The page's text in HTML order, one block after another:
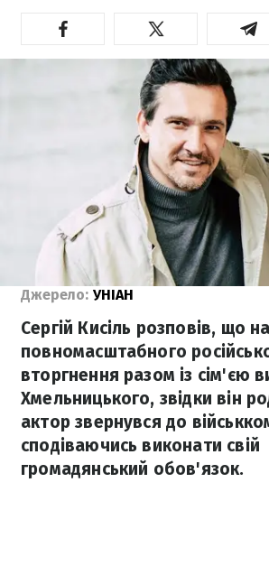
Джерело: УНІАН
Сергій Кисіль розповів, що
повномасштабного
вторгнення разом із сім'єю
Хмельницького, звідки він
актор звернувся до
сподіваючись виконати свій
громадянський обов'язок.